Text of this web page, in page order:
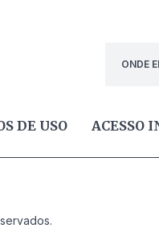
ONDE
DE USO ACESSO